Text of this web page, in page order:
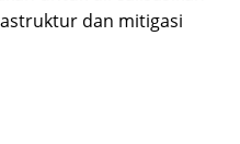
dan mitigasi